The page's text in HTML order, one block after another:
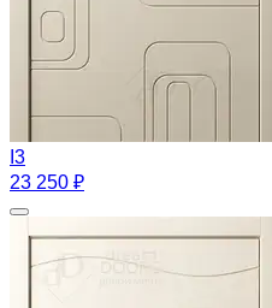
I3
23 250 ₽